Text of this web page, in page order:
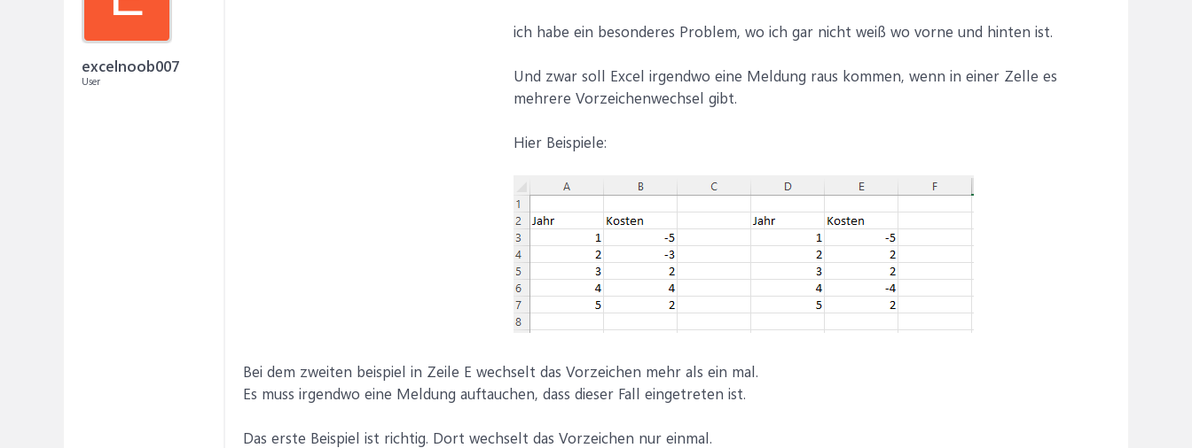
excelnoob007
User
ich habe ein besonderes Problem, wo ich gar nicht weiß wo vorne und hinten ist.
Und zwar soll Excel irgendwo eine Meldung raus kommen, wenn in einer Zelle es
mehrere Vorzeichenwechsel gibt.
Hier Beispiele:
Bei dem zweiten beispiel in Zeile E wechselt das Vorzeichen mehr als ein mal.
Es muss irgendwo eine Meldung auftauchen, dass dieser Fall eingetreten ist.
Das erste Beispiel ist richtig. Dort wechselt das Vorzeichen nur einmal.